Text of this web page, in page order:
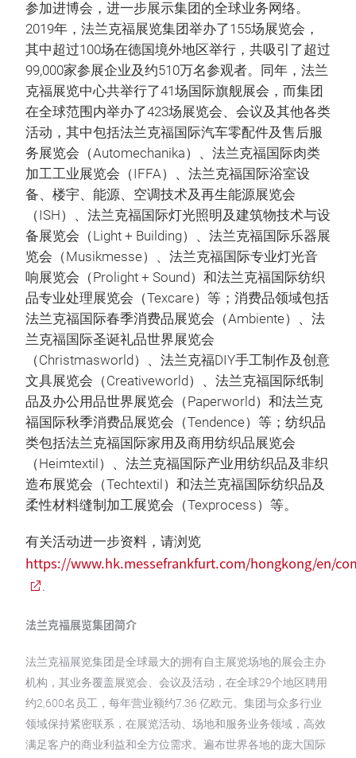
参加进博会，进一步展示集团的全球业务网络。
2019年，法兰克福展览集团举办了155场展览会，
其中超过100场在德国境外地区举行，共吸引了超过
99,000家参展企业及约510万名参观者。同年，法兰
克福展览中心共举行了41场国际旗舰展会，而集团
在全球范围内举办了423场展览会、会议及其他各类
活动，其中包括法兰克福国际汽车零配件及售后服
务展览会（Automechanika）、法兰克福国际肉类
加工工业展览会（IFFA）、法兰克福国际浴室设
备、楼宇、能源、空调技术及再生能源展览会
（ISH）、法兰克福国际灯光照明及建筑物技术与设
备展览会（Light + Building）、法兰克福国际乐器展
览会（Musikmesse）、法兰克福国际专业灯光音
响展览会（Prolight + Sound）和法兰克福国际纺织
品专业处理展览会（Texcare）等；消费品领域包括
法兰克福国际春季消费品展览会（Ambiente）、法
兰克福国际圣诞礼品世界展览会
（Christmasworld）、法兰克福DIY手工制作及创意
文具展览会（Creativeworld）、法兰克福国际纸制
品及办公用品世界展览会（Paperworld）和法兰克
福国际秋季消费品展览会（Tendence）等；纺织品
类包括法兰克福国际家用及商用纺织品展览会
（Heimtextil）、法兰克福国际产业用纺织品及非织
造布展览会（Techtextil）和法兰克福国际纺织品及
柔性材料缝制加工展览会（Texprocess）等。
有关活动进一步资料，请浏览
https://www.hk.messefrankfurt.com/hongkong/en/
.
法兰克福展览集团简介
法兰克福展览集团是全球最大的拥有自主展览场地的展会主办
机构，其业务覆盖展览会、会议及活动，在全球29个地区聘用
约2,600名员工，每年营业额约7.36 亿欧元。集团与众多行业
领域保持紧密联系，在展览活动、场地和服务业务领域，高效
满足客户的商业利益和全方位需求。遍布世界各地的庞大国际